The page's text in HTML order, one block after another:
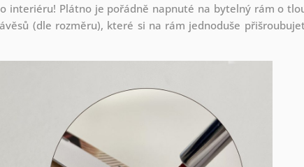
interiéru! Plátno je pořádně napnuté na bytelný rám o
(dle rozměru), které si na rám jednoduše